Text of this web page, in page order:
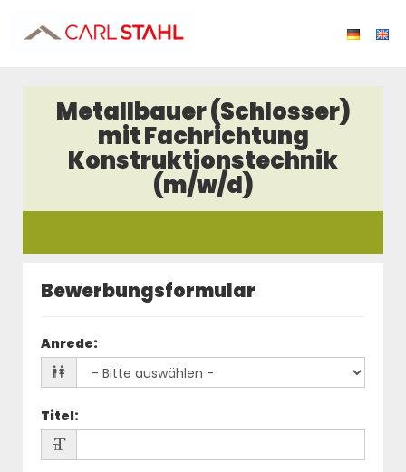
Metallbauer (Schlosser)
mit Fachrichtung
Konstruktionstechnik
(m/w/d)
Bewerbungsformular
Anrede:
Titel: